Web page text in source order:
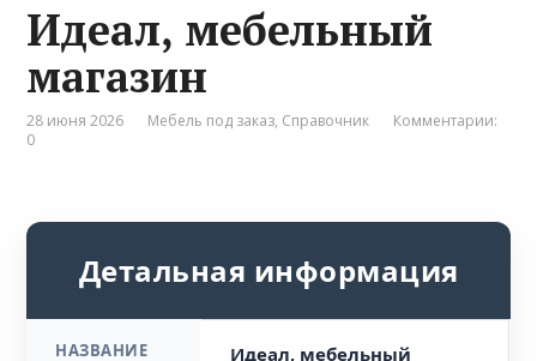
Идеал, мебельный
магазин
28 июня 2026 Мебель под заказ, Справочник
Комментарии:
0
Детальная информация
НАЗВАНИЕ
Идеал, мебельный